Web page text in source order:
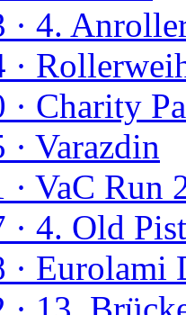
· 4.
·
· Charity
· Varazdin
· VaC Run
· 4. Old
· Eurolami